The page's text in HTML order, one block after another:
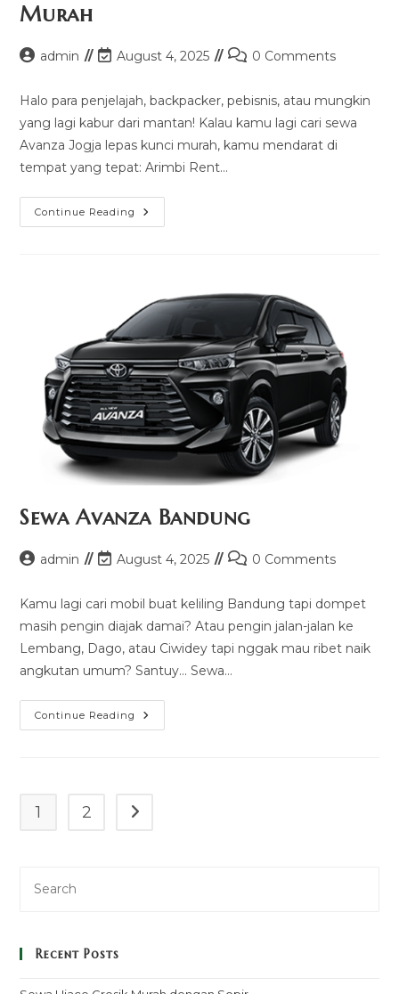
Murah
Postadmin
Post
modified:
August 4, 2025
Post0 Comments
Halo para penjelajah, backpacker, pebisnis, atau mungkin
yang lagi kabur dari mantan! Kalau kamu lagi cari sewa
Avanza Jogja lepas kunci murah, kamu mendarat di
tempat yang tepat: Arimbi Rent…
Continue Reading Sewa
Avanza
Sewa Avanza Bandung
Postadmin
Post
modified:
August 4, 2025
Post0 Comments
Kamu lagi cari mobil buat keliling Bandung tapi dompet
masih pengin diajak damai? Atau pengin jalan-jalan ke
Lembang, Dago, atau Ciwidey tapi nggak mau ribet naik
angkutan umum? Santuy... Sewa…
Continue Reading Sewa
Avanza
1 2 Go to the next page
Recent Posts